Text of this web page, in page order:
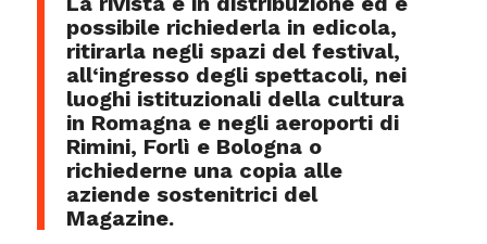
possibile richiederla in edicola,
ritirarla negli spazi del festival,
all‘ingresso degli spettacoli, nei
luoghi istituzionali della cultura
in Romagna e negli aeroporti di
Rimini, Forlì e Bologna o
richiederne una copia alle
aziende sostenitrici del
Magazine.